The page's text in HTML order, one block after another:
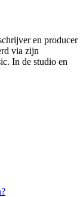
en producer
via zijn
In de studio en